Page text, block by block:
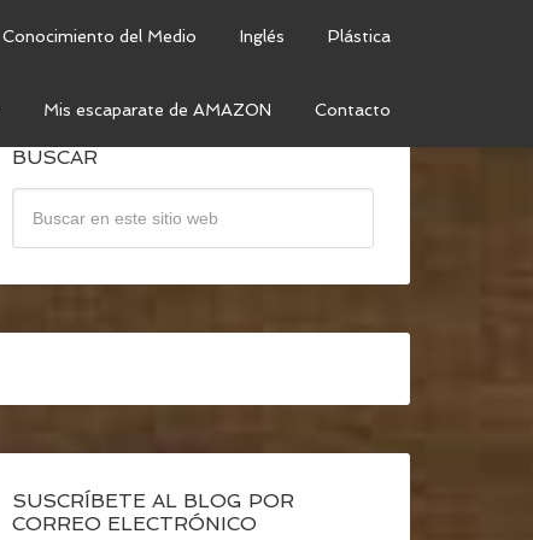
Conocimiento del Medio Inglés Plástica
Mis escaparate de AMAZON Contacto
BUSCAR
SUSCRÍBETE AL BLOG POR
CORREO ELECTRÓNICO